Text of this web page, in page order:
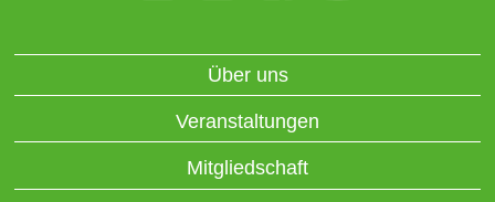
Über uns
Veranstaltungen
Mitgliedschaft